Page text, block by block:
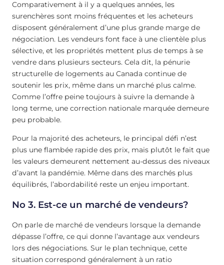
Comparativement à il y a quelques années, les
surenchères sont moins fréquentes et les acheteurs
disposent généralement d’une plus grande marge de
négociation. Les vendeurs font face à une clientèle plus
sélective, et les propriétés mettent plus de temps à se
vendre dans plusieurs secteurs. Cela dit, la pénurie
structurelle de logements au Canada continue de
soutenir les prix, même dans un marché plus calme.
Comme l’offre peine toujours à suivre la demande à
long terme, une correction nationale marquée demeure
peu probable.
Pour la majorité des acheteurs, le principal défi n’est
plus une flambée rapide des prix, mais plutôt le fait que
les valeurs demeurent nettement au-dessus des niveaux
d’avant la pandémie. Même dans des marchés plus
équilibrés, l’abordabilité reste un enjeu important.
No 3. Est-ce un marché de vendeurs?
On parle de marché de vendeurs lorsque la demande
dépasse l’offre, ce qui donne l’avantage aux vendeurs
lors des négociations. Sur le plan technique, cette
situation correspond généralement à un ratio